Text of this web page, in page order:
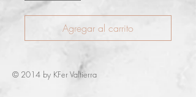
Agregar al carrito
© 2014 by KFer Valtierra